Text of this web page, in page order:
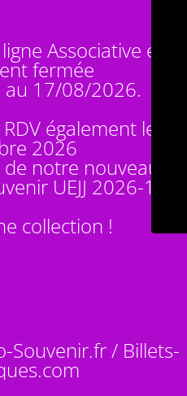
Associative est
fermée
17/08/2026.
également le 14
2026
notre nouveauté :
UEJJ 2026-10
collection !
Souvenir.fr / Billets-